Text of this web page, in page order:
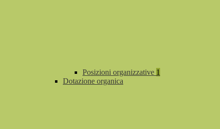
Posizioni organizzative 1
Dotazione organica